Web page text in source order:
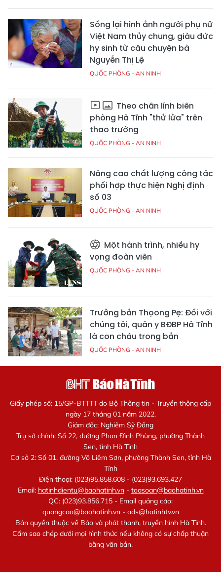
Sống lại hình ảnh người phụ nữ
Việt Nam thủy chung, giàu đức
hy sinh từ câu chuyện bà
Nguyễn Thị Lệ
QUỐC PHÒNG - AN NINH
Theo chân lính biên
phòng Hà Tĩnh "thử lửa" trên
thao trường
QUỐC PHÒNG - AN NINH
Nâng cao chất lượng công tác
phối hợp thực hiện Nghị định
số 03
QUỐC PHÒNG - AN NINH
Một hành trình, nhiều hy
vọng đoàn viên
QUỐC PHÒNG - AN NINH
Trưởng bản Thọong Pẹ: Đối với
chúng tôi, quân y BĐBP Hà Tĩnh
là con cháu trong bản
QUỐC PHÒNG - AN NINH
Giấy phép số: 15/GP-BTTTT do Bộ Thông tin - Truyền thông cấp
ngày 17 tháng 01 năm 2022.
Giám đốc: Nghiêm Sỹ Đống
Trụ sở chính: Số 22, đường Phan Đình Phùng, phường Thành
Sen, tỉnh Hà Tĩnh
Cơ sở 2: Số 01, đường Võ Liêm Sơn, phường Thành Sen, tỉnh Hà
Tĩnh
Điện thoại: (023)95.858.608 - (023)93.693.427
Email: hatinhdientu@baohatinh.vn- toasoan@baohatinh.vn
QC: (023)93.856.715 - Email quảng cáo:
quangcao@baohatinh.vn- ads@hatinhtv.vn
Bản quyền thuộc về Báo và phát thanh, truyền hình Hà Tĩnh.
Cấm sao chép dưới mọi hình thức nếu không có sự chấp thuận
bằng văn bản.